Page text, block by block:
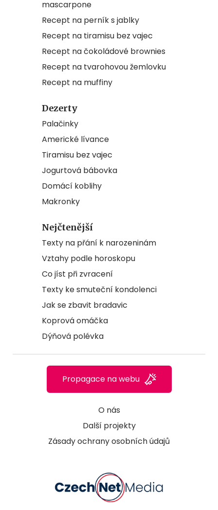
mascarpone
Recept na perník s jablky
Recept na tiramisu bez vajec
Recept na čokoládové brownies
Recept na tvarohovou žemlovku
Recept na muffiny
Dezerty
Palačinky
Americké lívance
Tiramisu bez vajec
Jogurtová bábovka
Domácí koblihy
Makronky
Nejčtenější
Texty na přání k narozeninám
Vztahy podle horoskopu
Co jíst při zvracení
Texty ke smuteční kondolenci
Jak se zbavit bradavic
Koprová omáčka
Dýňová polévka
O nás
Další projekty
Zásady ochrany osobních údajů
Propagace na webu